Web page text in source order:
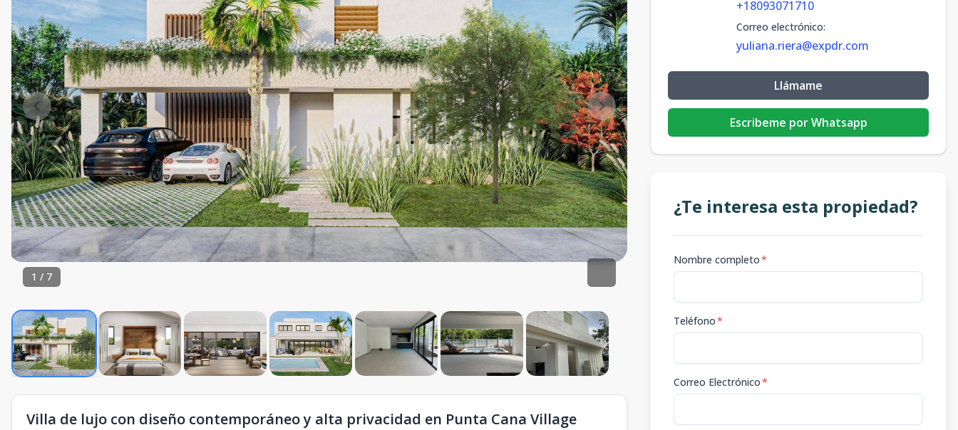
1 / 7
Villa de lujo con diseño contemporáneo y alta privacidad en Punta Cana Village
+18093071710
Correo electrónico:
yuliana.riera@expdr.com
Llámame
Escribeme por Whatsapp
¿Te interesa esta propiedad?
Nombre completo*
Teléfono*
Correo Electrónico*